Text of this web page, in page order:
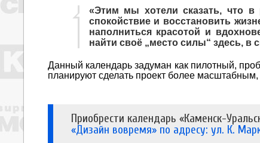
«Этим мы хотели сказать, что в
спокойствие и восстановить
наполниться красотой и
найти своё „место силы“ здесь, в
Данный календарь задуман как пилотный,
планируют сделать проект более масштабным,
Приобрести календарь «Каменск-
«Дизайн вовремя» по адресу: ул. К.